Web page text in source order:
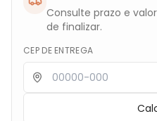
Consulte prazo e
de finalizar.
CEP DE ENTREGA